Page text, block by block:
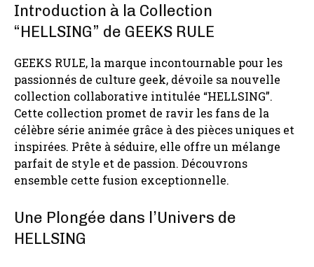
Introduction à la Collection
“HELLSING” de GEEKS RULE
GEEKS RULE, la marque incontournable pour les
passionnés de culture geek, dévoile sa nouvelle
collection collaborative intitulée “HELLSING”.
Cette collection promet de ravir les fans de la
célèbre série animée grâce à des pièces uniques et
inspirées. Prête à séduire, elle offre un mélange
parfait de style et de passion. Découvrons
ensemble cette fusion exceptionnelle.
Une Plongée dans l’Univers de
HELLSING